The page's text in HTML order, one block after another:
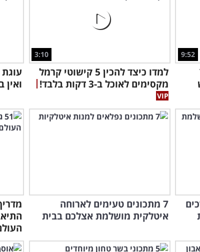
9:52
3:10
למדו כיצד להכין 5 קישוטי קרמל
מקסימים לאוכל ב-3 דקות בלבד!
ואין
3 מצרכים
7 מתכונים טעימים לארוחה
איטלקית מושלמת אצלכם בבית